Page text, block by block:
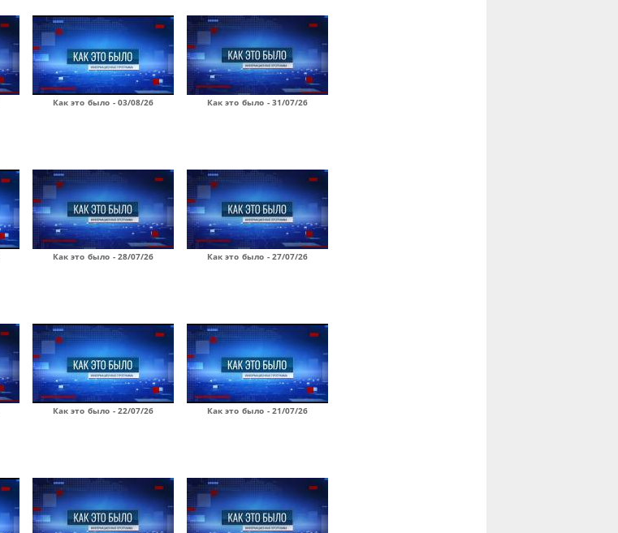
Как это было - 03/08/26 Как это было - 31/07/26
Как это было - 28/07/26 Как это было - 27/07/26
Как это было - 22/07/26 Как это было - 21/07/26